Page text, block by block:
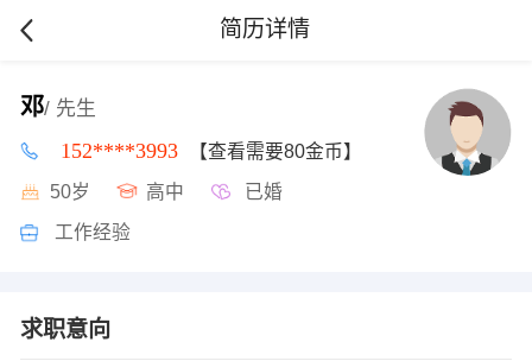
简历详情
邓/ 先生
152****3993 【查看需要80金币】
50岁 高中 已婚
工作经验
求职意向